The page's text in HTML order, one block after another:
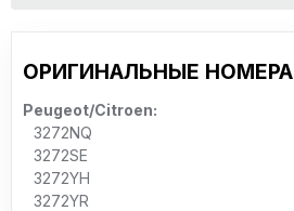
ОРИГИНАЛЬНЫЕ НОМЕРА
Peugeot/Citroen:
3272NQ
3272SE
3272YH
3272YR